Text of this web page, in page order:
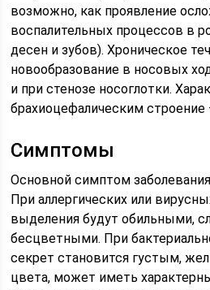
возможно, как проявление
воспалительных процессов в
десен и зубов). Хроническое
новообразование в носовых
и при стенозе носоглотки.
брахиоцефалическим строение
Симптомы
Основной симптом
При аллергических или
выделения будут обильными,
бесцветными. При
секрет становится густым,
цвета, может иметь